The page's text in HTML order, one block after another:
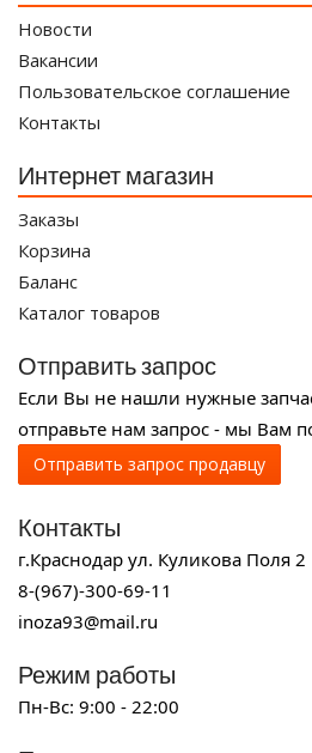
Новости
Вакансии
Пользовательское соглашение
Контакты
Интернет магазин
Заказы
Корзина
Баланс
Каталог товаров
Отправить запрос
Если Вы не нашли нужные
отправьте нам запрос - мы Вам
Отправить запрос продавцу
Контакты
г.Краснодар ул. Куликова Поля 2
8-(967)-300-69-11
inoza93@mail.ru
Режим работы
Пн-Вс: 9:00 - 22:00